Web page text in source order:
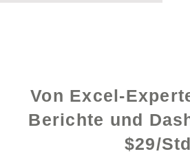
Von Excel-
Berichte und
$29/Std